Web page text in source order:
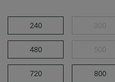
240
480
720 800